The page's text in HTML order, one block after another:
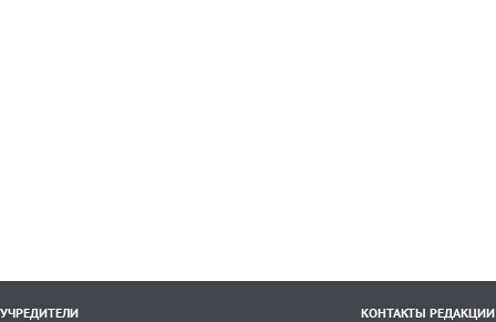
УЧРЕДИТЕЛИ КОНТАКТЫ РЕДАКЦИИ